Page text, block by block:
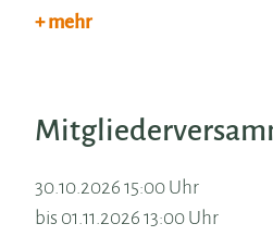
+ mehr
30.10.2026 15:00 Uhr
bis 01.11.2026 13:00 Uhr